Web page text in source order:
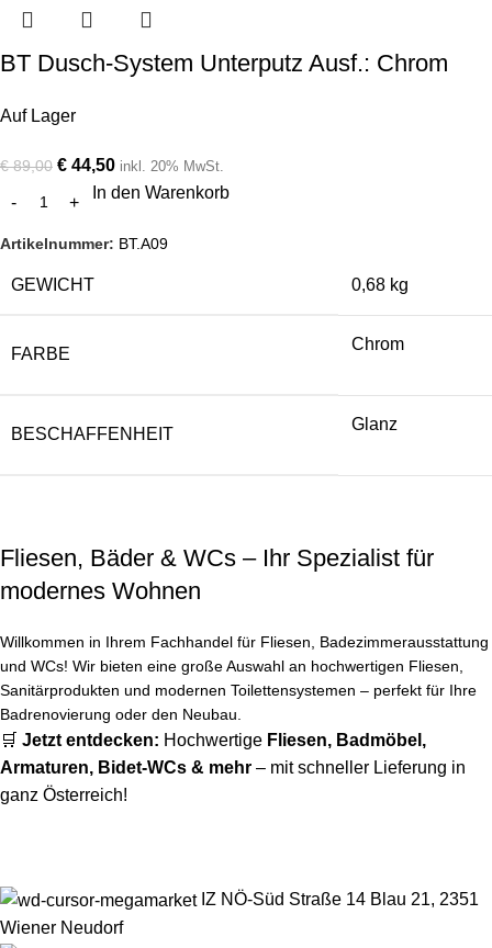
BT Dusch-System Unterputz Ausf.: Chrom
Auf Lager
€89,00 € 44,50 inkl. 20% MwSt.
In den Warenkorb
Artikelnummer: BT.A09
GEWICHT 0,68 kg
FARBE
Chrom
BESCHAFFENHEIT
Glanz
Fliesen, Bäder & WCs – Ihr Spezialist für
modernes Wohnen
Willkommen in Ihrem Fachhandel für Fliesen, Badezimmerausstattung
und WCs! Wir bieten eine große Auswahl an hochwertigen Fliesen,
Sanitärprodukten und modernen Toilettensystemen – perfekt für Ihre
Badrenovierung oder den Neubau.
🛒 Jetzt entdecken: Hochwertige Fliesen, Badmöbel ,
Armaturen, Bidet-WCs & mehr – mit schneller Lieferung in
ganz Österreich!
IZ NÖ-Süd Straße 14 Blau 21, 2351
Wiener Neudorf